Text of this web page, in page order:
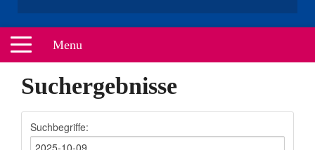
Menu
HOME
ÜBER UNS
Suchergebnisse
Suchbegriffe: